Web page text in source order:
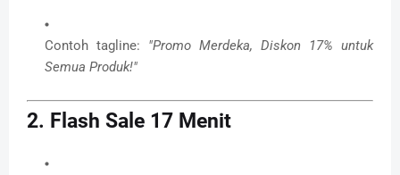
Contoh tagline: "Promo Merdeka, Diskon 17% untuk
Semua Produk!"
2. Flash Sale 17 Menit